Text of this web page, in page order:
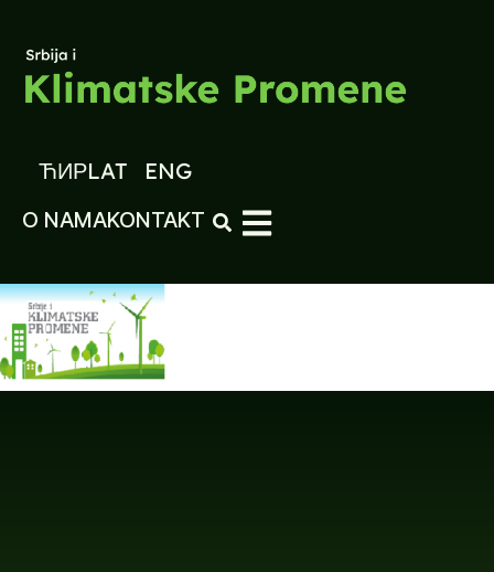
ЋИРLAT ENG
O NAMAKONTAKT